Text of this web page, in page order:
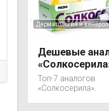
Дерматология и
Дешевые
Топ-7 аналогов
«Солкосерила».